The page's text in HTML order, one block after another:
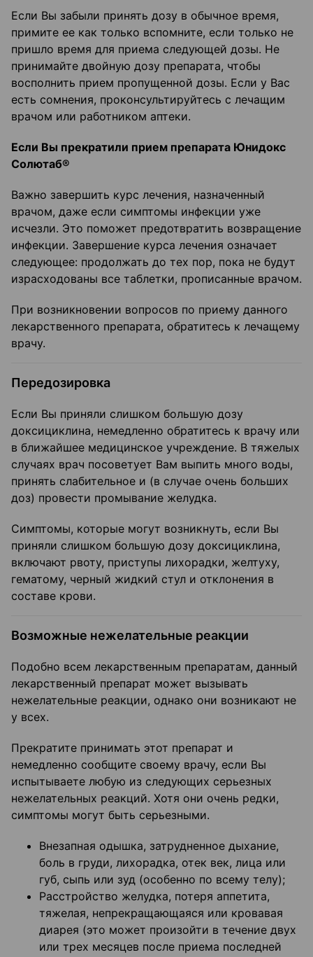
Если Вы забыли принять дозу в обычное время,
примите ее как только вспомните, если только не
пришло время для приема следующей дозы. Не
принимайте двойную дозу препарата, чтобы
восполнить прием пропущенной дозы. Если у Вас
есть сомнения, проконсультируйтесь с лечащим
врачом или работником аптеки.
Если Вы прекратили прием препарата Юнидокс
Солютаб®
Важно завершить курс лечения, назначенный
врачом, даже если симптомы инфекции уже
исчезли. Это поможет предотвратить возвращение
инфекции. Завершение курса лечения означает
следующее: продолжать до тех пор, пока не будут
израсходованы все таблетки, прописанные врачом.
При возникновении вопросов по приему данного
лекарственного препарата, обратитесь к лечащему
врачу.
Передозировка
Если Вы приняли слишком большую дозу
доксициклина, немедленно обратитесь к врачу или
в ближайшее медицинское учреждение. В тяжелых
случаях врач посоветует Вам выпить много воды,
принять слабительное и (в случае очень больших
доз) провести промывание желудка.
Симптомы, которые могут возникнуть, если Вы
приняли слишком большую дозу доксициклина,
включают рвоту, приступы лихорадки, желтуху,
гематому, черный жидкий стул и отклонения в
составе крови.
Возможные нежелательные реакции
Подобно всем лекарственным препаратам, данный
лекарственный препарат может вызывать
нежелательные реакции, однако они возникают не
у всех.
Прекратите принимать этот препарат и
немедленно сообщите своему врачу, если Вы
испытываете любую из следующих серьезных
нежелательных реакций. Хотя они очень редки,
симптомы могут быть серьезными.
Внезапная одышка, затрудненное дыхание,
боль в груди, лихорадка, отек век, лица или
губ, сыпь или зуд (особенно по всему телу);
Расстройство желудка, потеря аппетита,
тяжелая, непрекращающаяся или кровавая
диарея (это может произойти в течение двух
или трех месяцев после приема последней